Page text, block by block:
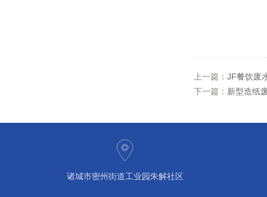
上一篇： JF餐饮废
下一篇： 新型造纸
诸城市密州街道工业园朱解社区